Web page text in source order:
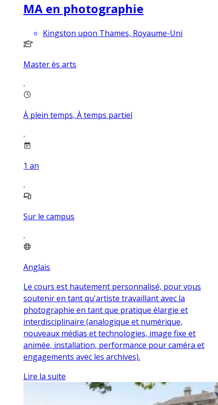
MA en photographie
Kingston upon Thames, Royaume-Uni
Master ès arts
À plein temps, À temps partiel
1 an
Sur le campus
Anglais
Le cours est hautement personnalisé, pour vous
soutenir en tant qu'artiste travaillant avec la
photographie en tant que pratique élargie et
interdisciplinaire (analogique et numérique,
nouveaux médias et technologies, image fixe et
animée, installation, performance pour caméra et
engagements avec les archives).
Lire la suite